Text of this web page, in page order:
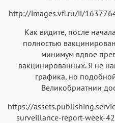
http://images.vfl.ru/ii/
Как видите, после
полностью
минимум вдвое
вакцинированных. Я не
графика, но
Великобриатнии
https://
surveillance-report-week-